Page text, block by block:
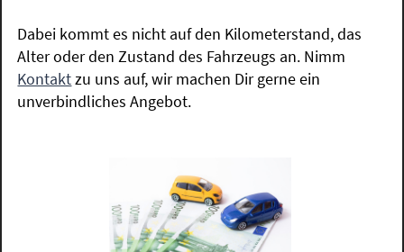
Dabei kommt es nicht auf den Kilometerstand, das
Alter oder den Zustand des Fahrzeugs an. Nimm
Kontaktzu uns auf, wir machen Dir gerne ein
unverbindliches Angebot.